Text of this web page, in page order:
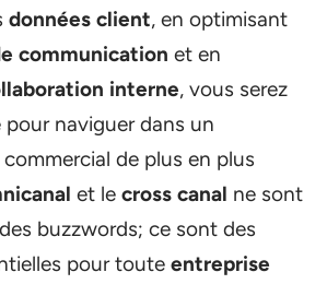
données client, en optimisant
communication et en
interne, vous serez
naviguer dans un
de plus en plus
et le cross canal ne sont
buzzwords; ce sont des
pour toute entreprise